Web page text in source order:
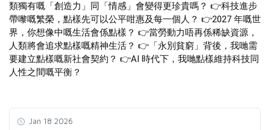
類獨有嘅「創造力」同「情感」會變得更珍貴嗎？ 👉科技進步
帶嚟嘅繁榮，點樣先可以公平咁惠及每一個人？ 👉2027 年嘅世
界，你想像中嘅生活會係點樣？ 👉當勞動力唔再係稀缺資源，
人類將會追求點樣嘅精神生活？ 👉「永別貧窮」背後，我哋需
要建立點樣嘅新社會契約？ 👉AI 時代下，我哋點樣維持科技同
人性之間嘅平衡？
Jan 18 2026